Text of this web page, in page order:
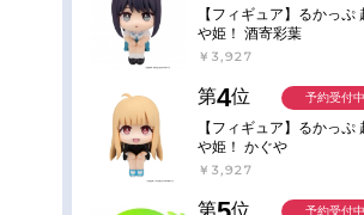
【フィギュア】るかっぷ
や姫！ 酒寄彩葉
￥3,927
第4位
【フィギュア】るかっぷ
や姫！ かぐや
￥3,927
予約受付中
第 位 予約受付中